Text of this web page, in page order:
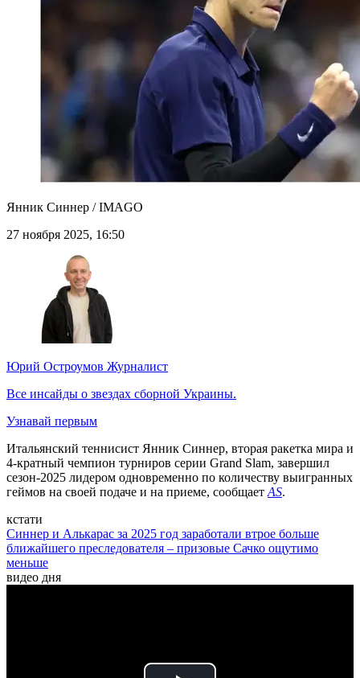
Янник Синнер / IMAGO
27 ноября 2025, 16:50
Юрий Остроумов Журналист
Все инсайды о звездах сборной Украины.
Узнавай первым
Итальянский теннисист Янник Синнер, вторая ракетка мира и
4-кратный чемпион турниров серии Grand Slam, завершил
сезон-2025 лидером одновременно по количеству выигранных
геймов на своей подаче и на приеме, сообщаетAS.
кстати
Синнер и Алькарас за 2025 год заработали втрое больше
ближайшего преследователя – призовые Сачко ощутимо
меньше
видео дня